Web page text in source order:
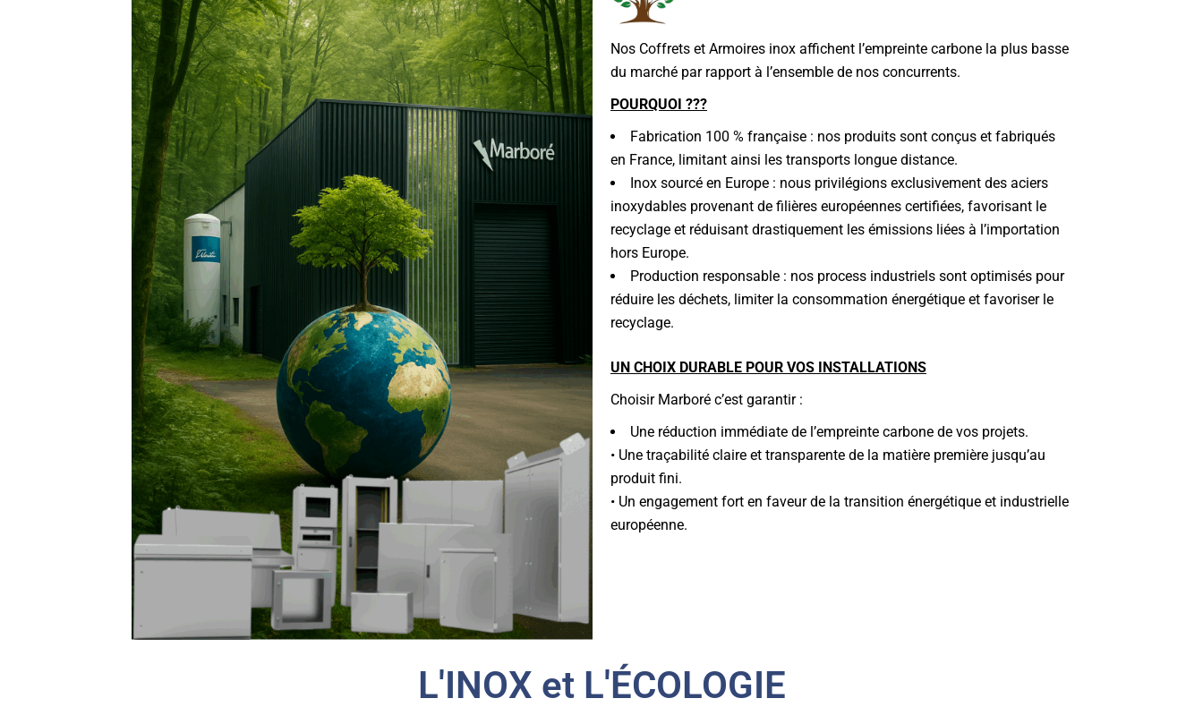
Nos Coffrets et Armoires inox affichent l’empreinte carbone la plus basse
du marché par rapport à l’ensemble de nos concurrents.
POURQUOI ???
Fabrication 100 % française : nos produits sont conçus et fabriqués
en France, limitant ainsi les transports longue distance.
Inox sourcé en Europe : nous privilégions exclusivement des aciers
inoxydables provenant de filières européennes certifiées, favorisant le
recyclage et réduisant drastiquement les émissions liées à l’importation
hors Europe.
Production responsable : nos process industriels sont optimisés pour
réduire les déchets, limiter la consommation énergétique et favoriser le
recyclage.
UN CHOIX DURABLE POUR VOS INSTALLATIONS
Choisir Marboré c’est garantir :
Une réduction immédiate de l’empreinte carbone de vos projets.
• Une traçabilité claire et transparente de la matière première jusqu’au
produit fini.
• Un engagement fort en faveur de la transition énergétique et industrielle
européenne.
L'INOX et L'ÉCOLOGIE